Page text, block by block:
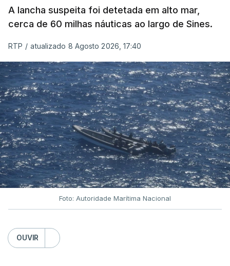
A lancha suspeita foi detetada em alto mar,
cerca de 60 milhas náuticas ao largo de Sines.
RTP / atualizado 8 Agosto 2026, 17:40
Foto: Autoridade Marítima Nacional
OUVIR